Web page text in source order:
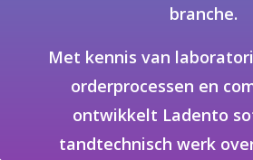
branche.
Met kennis van
orderprocessen en
ontwikkelt Ladento
tandtechnisch werk